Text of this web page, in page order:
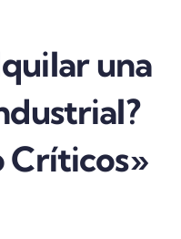
una
Críticos»